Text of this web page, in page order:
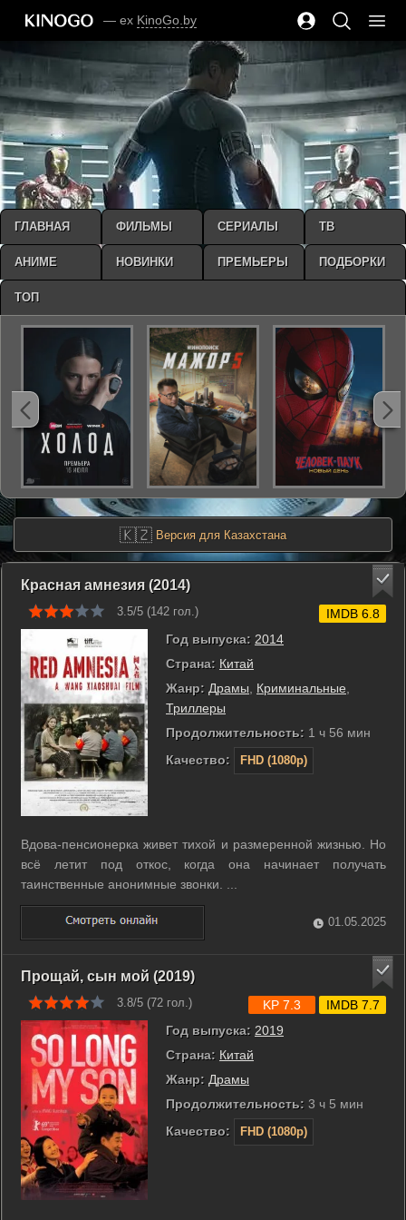
— ex KinoGo.by
🇰🇿 Версия для Казахстана
Красная амнезия (2014)
3.5/5 (142 гол.)
Год выпуска: 2014
Страна: Китай
Жанр: Драмы Криминальные
Триллеры
Продолжительность: 1 ч 56 мин
Качество:
FHD (1080p)
IMDB 6.8
Вдова-пенсионерка живет тихой и размеренной жизнью. Но
всё летит под откос, когда она начинает получать
таинственные анонимные звонки. ...
01.05.2025
Прощай, сын мой (2019)
3.8/5 (72 гол.)
Год выпуска: 2019
Страна: Китай
Жанр: Драмы
Продолжительность: 3 ч 5 мин
Качество:
FHD (1080p)
KP 7.3 IMDB 7.7
ГЛАВНАЯ ФИЛЬМЫ СЕРИАЛЫ ТВ
АНИМЕ НОВИНКИ ПРЕМЬЕРЫ ПОДБОРКИ
ТОП